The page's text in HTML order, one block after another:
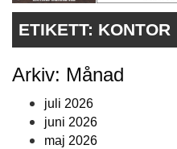
KONTAKT
ETIKETT: KONTOR
Arkiv: Månad
juli 2026
juni 2026
maj 2026